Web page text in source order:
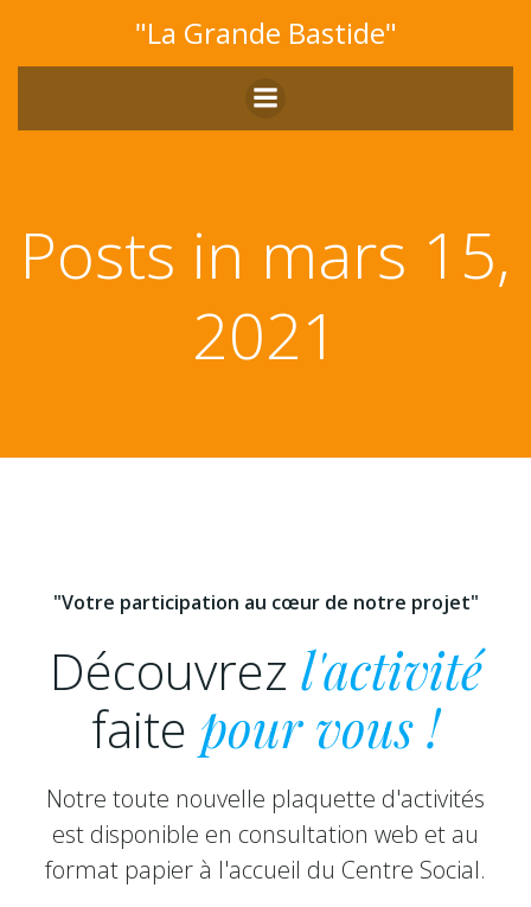
au
contenu
"La Grande Bastide"
Posts in mars 15,
2021
"Votre participation au cœur de notre projet"
Découvrez l'activité
faite pour vous !
Notre toute nouvelle plaquette d'activités
est disponible en consultation web et au
format papier à l'accueil du Centre Social.